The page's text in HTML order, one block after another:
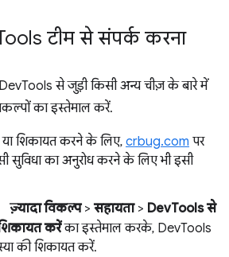
टीम से संपर्क करना
से जुड़ी किसी अन्य चीज़ के बारे में
का इस्तेमाल करें.
या शिकायत करने के लिए, crbug.com पर
सुविधा का अनुरोध करने के लिए भी इसी
ज़्यादा विकल्प> सहायता> DevTools से
करेंका इस्तेमाल करके, DevTools
की शिकायत करें.